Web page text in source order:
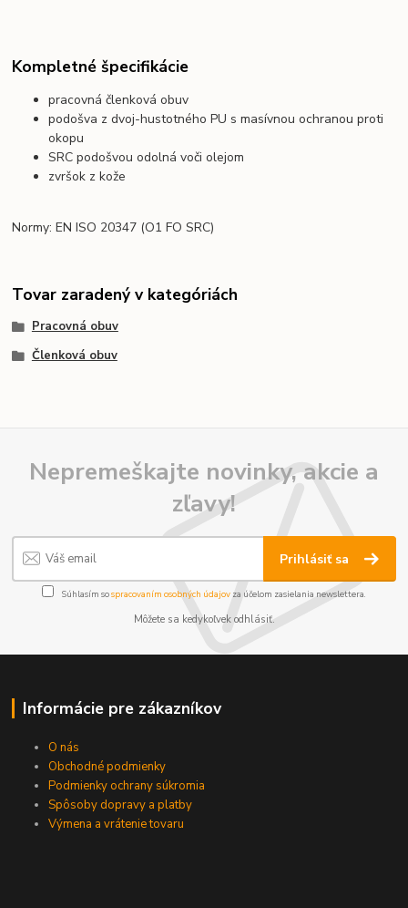
Kompletné špecifikácie
pracovná členková obuv
podošva z dvoj-hustotného PU s masívnou ochranou proti
okopu
SRC podošvou odolná voči olejom
zvršok z kože
Normy: EN ISO 20347 (O1 FO SRC)
Tovar zaradený v kategóriách
Pracovná obuv
Členková obuv
Nepremeškajte novinky, akcie a
zľavy!
Prihlásiť sa
Súhlasím sospracovaním osobných údajov za účelom zasielania newslettera.
Môžete sa kedykoľvek odhlásiť.
Informácie pre zákazníkov
O nás
Obchodné podmienky
Podmienky ochrany súkromia
Spôsoby dopravy a platby
Výmena a vrátenie tovaru